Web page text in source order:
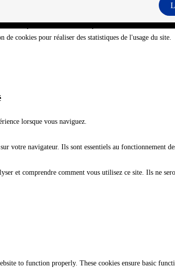
de cookies pour réaliser des statistiques de l'usage du site.
lorsque vous naviguez.
votre navigateur. Ils sont essentiels au fonctionnement
et comprendre comment vous utilisez ce site. Ils ne
to function properly. These cookies ensure basic